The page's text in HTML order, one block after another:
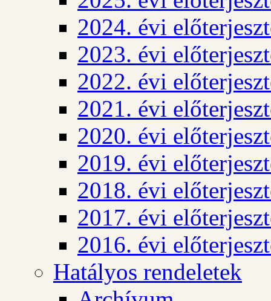
2024. évi
2023. évi
2022. évi
2021. évi
2020. évi
2019. évi
2018. évi
2017. évi
2016. évi
Hatályos rendeletek